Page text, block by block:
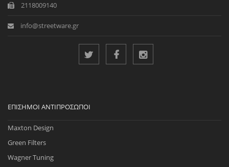
2118009140
info@streetware.gr
ΕΠΊΣΗΜΟΙ ΑΝΤΙΠΡΌΣΩΠΟΙ
Maxton Design
Green Filters
Wagner Tuning